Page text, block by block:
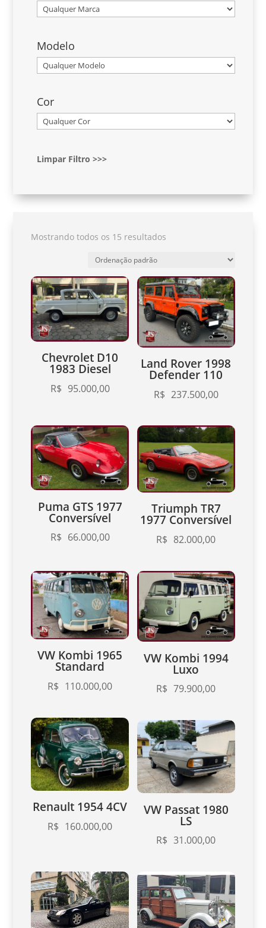
Modelo
Cor
Limpar Filtro >>>
Mostrando todos os 15 resultados
Chevrolet D10
1983 Diesel
R$ 95.000,00
Land Rover 1998
Defender 110
R$ 237.500,00
Puma GTS 1977
Conversível
R$ 66.000,00
Triumph TR7
1977 Conversível
R$ 82.000,00
VW Kombi 1965
Standard
R$ 110.000,00
VW Kombi 1994
Luxo
R$ 79.900,00
Renault 1954 4CV
R$ 160.000,00
VW Passat 1980
LS
R$ 31.000,00